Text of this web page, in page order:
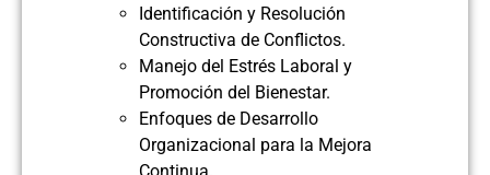
Identificación y Resolución
Constructiva de Conflictos.
Manejo del Estrés Laboral y
Promoción del Bienestar.
Enfoques de Desarrollo
Organizacional para la Mejora